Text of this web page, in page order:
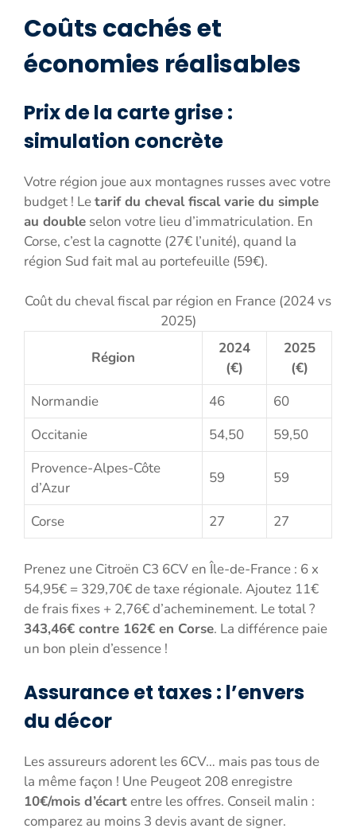
Coûts cachés et
économies réalisables
Prix de la carte grise :
simulation concrète
Votre région joue aux montagnes russes avec votre
budget ! Letarif du cheval fiscal varie du simple
au double selon votre lieu d’immatriculation. En
Corse, c’est la cagnotte (27€ l’unité), quand la
région Sud fait mal au portefeuille (59€).
Coût du cheval fiscal par région en France (2024 vs
2025)
Région
2024
(€)
2025
(€)
Normandie
46
60
Occitanie
54,50
59,50
Provence-Alpes-Côte
d’Azur
59 59
Corse 27 27
Prenez une Citroën C3 6CV en Île-de-France : 6 x
54,95€ = 329,70€ de taxe régionale. Ajoutez 11€
de frais fixes + 2,76€ d’acheminement. Le total ?
343,46€ contre 162€ en Corse. La différence paie
un bon plein d’essence !
Assurance et taxes : l’envers
du décor
Les assureurs adorent les 6CV… mais pas tous de
la même façon ! Une Peugeot 208 enregistre
10€/mois d’écartentre les offres. Conseil malin :
comparez au moins 3 devis avant de signer.